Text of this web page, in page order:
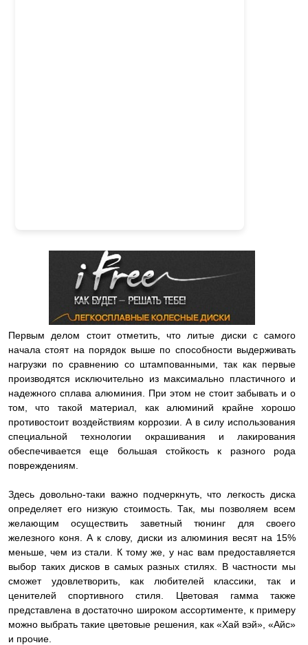
Первым делом стоит отметить, что литые диски с самого
начала стоят на порядок выше по способности выдерживать
нагрузки по сравнению со штампованными, так как первые
производятся исключительно из максимально пластичного и
надежного сплава алюминия. При этом не стоит забывать и о
том, что такой материал, как алюминий крайне хорошо
противостоит воздействиям коррозии. А в силу использования
специальной технологии окрашивания и лакирования
обеспечивается еще большая стойкость к разного рода
повреждениям.
Здесь довольно-таки важно подчеркнуть, что легкость диска
определяет его низкую стоимость. Так, мы позволяем всем
желающим осуществить заветный тюнинг для своего
железного коня. А к слову, диски из алюминия весят на 15%
меньше, чем из стали. К тому же, у нас вам предоставляется
выбор таких дисков в самых разных стилях. В частности мы
сможет удовлетворить, как любителей классики, так и
ценителей спортивного стиля. Цветовая гамма также
представлена в достаточно широком ассортименте, к примеру
можно выбрать такие цветовые решения, как «Хай вэй», «Айс»
и прочие.